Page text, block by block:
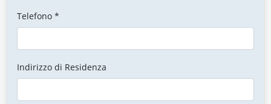
Telefono *
Indirizzo di Residenza